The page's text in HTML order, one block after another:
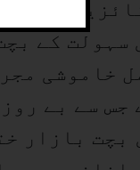
کے
سہولت کے
خاموشی
جس سے بے
بچت بازار